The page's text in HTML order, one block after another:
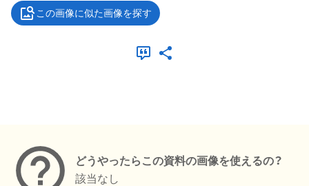
この画像に似た画像を探す
どうやったらこの資料の画像を使えるの？
該当なし